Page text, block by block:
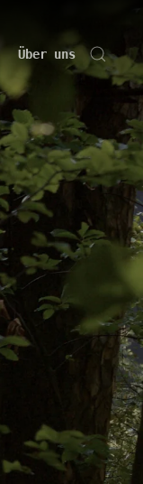
Über uns